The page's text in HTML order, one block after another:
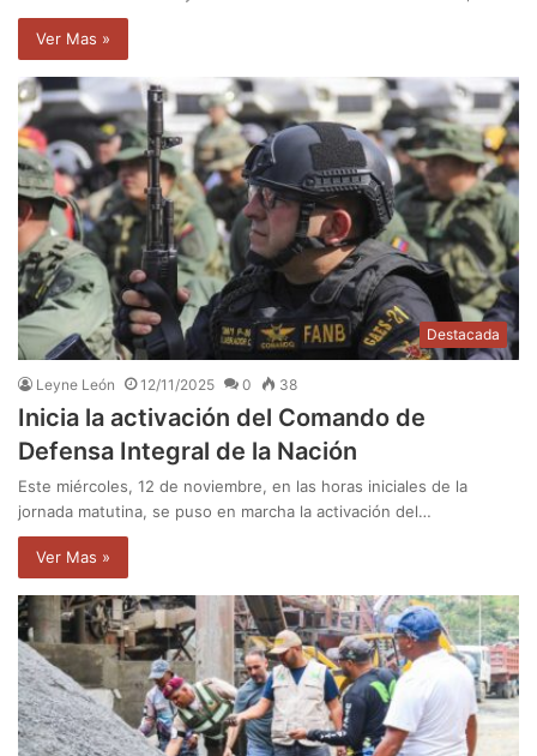
Ver Mas »
Destacada
Leyne León 12/11/2025 0 38
Inicia la activación del Comando de
Defensa Integral de la Nación
Este miércoles, 12 de noviembre, en las horas iniciales de la
jornada matutina, se puso en marcha la activación del…
Ver Mas »